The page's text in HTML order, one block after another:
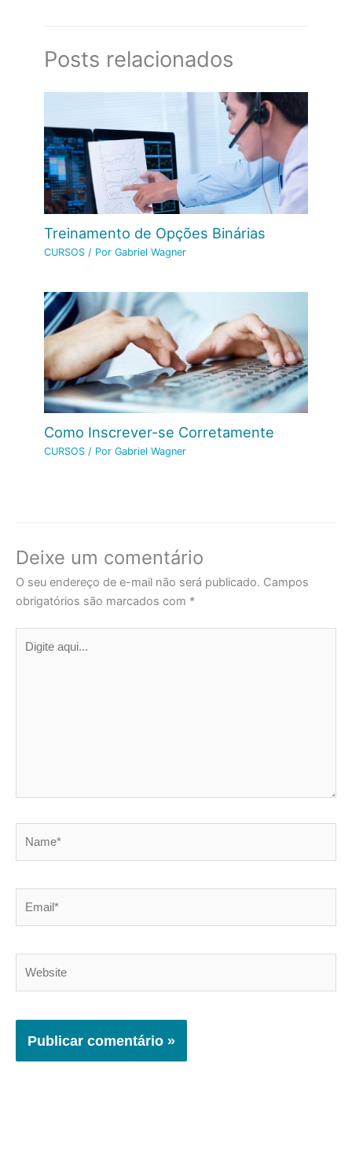
Posts relacionados
Treinamento de Opções Binárias
CURSOS / PorGabriel Wagner
Como Inscrever-se Corretamente
CURSOS / PorGabriel Wagner
Deixe um comentário
O seu endereço de e-mail não será publicado. Campos
obrigatórios são marcados com *
aqui...